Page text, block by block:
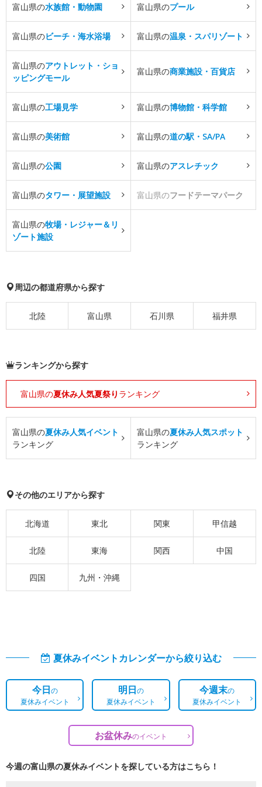
富山県の水族館・動物園 富山県のプール
富山県のビーチ・海水浴場 富山県の温泉・スパリゾート
富山県のアウトレット・ショ
ッピングモール
富山県の商業施設・百貨店
富山県の工場見学 富山県の博物館・科学館
富山県の美術館 富山県の道の駅・SA/PA
富山県の公園 富山県のアスレチック
富山県のタワー・展望施設 富山県のフードテーマパーク
富山県の牧場・レジャー＆リ
ゾート施設
周辺の都道府県から探す
北陸 富山県 石川県 福井県
ランキングから探す
富山県の夏休み人気夏祭り ランキング
富山県の夏休み人気イベント
ランキング
富山県の夏休み人気スポット
ランキング
その他のエリアから探す
北海道 東北 関東 甲信越
北陸 東海 関西 中国
四国 九州・沖縄
夏休みイベントカレンダーから絞り込む
今日の
夏休みイベント
明日の
夏休みイベント
今週末の
夏休みイベント
お盆休みのイベント
今週の富山県の夏休みイベントを探している方はこちら！